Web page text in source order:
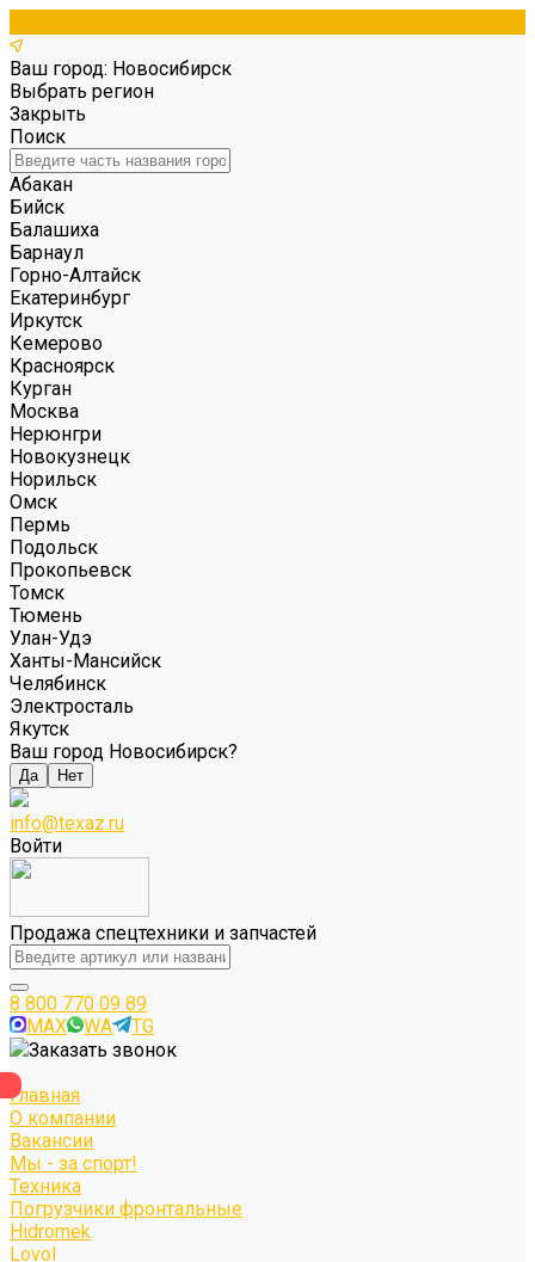
Ваш город: Новосибирск
Выбрать регион
Закрыть
Поиск
Абакан
Бийск
Балашиха
Барнаул
Горно-Алтайск
Екатеринбург
Иркутск
Кемерово
Красноярск
Курган
Москва
Нерюнгри
Новокузнецк
Норильск
Омск
Пермь
Подольск
Прокопьевск
Томск
Тюмень
Улан-Удэ
Ханты-Мансийск
Челябинск
Электросталь
Якутск
Ваш город Новосибирск?
Да Нет
info@texaz.ru
Войти
Продажа спецтехники и запчастей
8 800 770 09 89
MAX
WA
TG
Заказать звонок
Главная
О компании
Вакансии
Мы - за спорт!
Техника
Погрузчики фронтальные
Hidromek
Lovol